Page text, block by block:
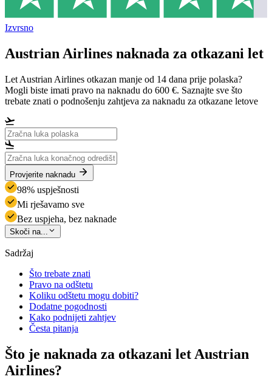
Izvrsno
Austrian Airlines naknada za otkazani let
Let Austrian Airlines otkazan manje od 14 dana prije polaska?
Mogli biste imati pravo na naknadu do 600 €. Saznajte sve što
trebate znati o podnošenju zahtjeva za naknadu za otkazane letove
Provjerite naknadu
98% uspješnosti
Mi rješavamo sve
Bez uspjeha, bez naknade
Skoči na...
Sadržaj
Što trebate znati
Pravo na odštetu
Koliku odštetu mogu dobiti?
Dodatne pogodnosti
Kako podnijeti zahtjev
Česta pitanja
Što je naknada za otkazani let Austrian
Airlines?